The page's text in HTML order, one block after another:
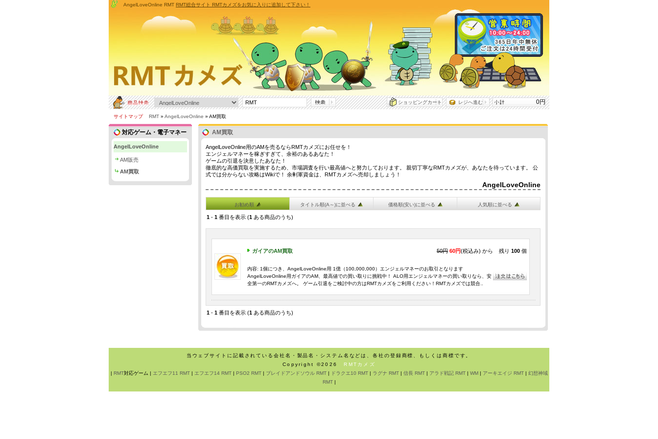
AngelLoveOnline RMT RMT総合サイト RMTカメズをお気に入りに追加して下さい！
ショッピングカート レジへ進む 0円
サイトマップ RMT » AngelLoveOnline » AM買取
対応ゲーム・電子マネー
AngelLoveOnline
AM販売
AM買取
AM買取
AngelLoveOnline用のAMを売るならRMTカメズにお任せを！
エンジェルマネーを稼ぎすぎて、余裕のあるあなた！
ゲームの引退を決意したあなた！
徹底的な高価買取を実施するため、市場調査を行い最高値へと努力しております。 親切丁寧なRMTカメズが、あなたを待っています。 公
式では分からない攻略はWikiで！ 余剰軍資金は、RMTカメズへ売却しましょう！
AngelLoveOnline
お勧め順 タイトル順(A～)に並べる 価格順(安い)に並べる 人気順に並べる
1 - 1 番目を表示 (1 ある商品のうち)
ガイアのAM買取 50円 60円(税込み) から 残り 100 個
内容: 1個につき、AngelLoveOnline用 1億（100,000,000）エンジェルマネーのお取引となります
AngelLoveOnline用ガイアのAM、最高値での買い取りに挑戦中！ ALO用エンジェルマネーの買い取りなら、安
全第一のRMTカメズへ。 ゲーム引退をご検討中の方はRMTカメズをご利用ください！RMTカメズでは競合..
1 - 1 番目を表示 (1 ある商品のうち)
当ウェブサイトに記載されている会社名・製品名・システム名などは、各社の登録商標、もしくは商標です。
Copyright ©2026
RMTカメズ
| RMT対応ゲーム | エフエフ11 RMT| エフエフ14 RMT| PSO2 RMT| ブレイドアンドソウル RMT| ドラクエ10 RMT| ラグナ RMT| 信長 RMT| アラド戦記 RMT| WM| アーキエイジ RMT| 幻想神域
RMT|